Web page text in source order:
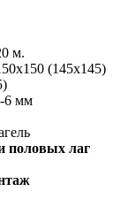
м.
(145х145)
6 мм
половых лаг